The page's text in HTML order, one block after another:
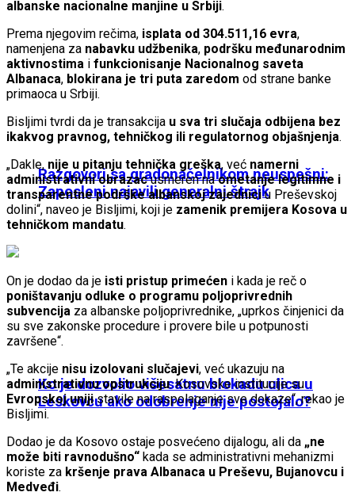
Razgovori sa gradonačelnikom neuspešni:
Zaposleni najavili generalni štrajk
Ko je dozvolio višesatnu blokadu ulica u
Leskovcu ako odobrenje nije postojalo?
albanske nacionalne manjine u Srbiji.
Prema njegovim rečima, isplata od 304.511,16 evra,
namenjena za nabavku udžbenika, podršku međunarodnim
aktivnostima i funkcionisanje Nacionalnog saveta
Albanaca, blokirana je tri puta zaredom od strane banke
primaoca u Srbiji.
Bisljimi tvrdi da je transakcija u sva tri slučaja odbijena bez
ikakvog pravnog, tehničkog ili regulatornog objašnjenja.
„Dakle, nije u pitanju tehnička greška, već namerni
administrativni obrazacusmeren naometanje legitimne i
transparentne podrške albanskoj zajedniciu Preševskoj
dolini“, naveo je Bisljimi, koji je zamenik premijera Kosova u
tehničkom mandatu.
On je dodao da je isti pristup primećen i kada je reč o
poništavanju odluke o programu poljoprivrednih
subvencija za albanske poljoprivrednike, „uprkos činjenici da
su sve zakonske procedure i provere bile u potpunosti
završene“.
„Te akcije nisu izolovani slučajevi, već ukazuju na
administrativnu opstrukciju. Kosovske institucije su
Evropskoj unijistavile na raspolaganje sve dokaze“, rekao je
Bisljimi.
Dodao je da Kosovo ostaje posvećeno dijalogu, ali da „ne
može biti ravnodušno“ kada se administrativni mehanizmi
koriste za kršenje prava Albanaca u Preševu, Bujanovcu i
Medveđi.